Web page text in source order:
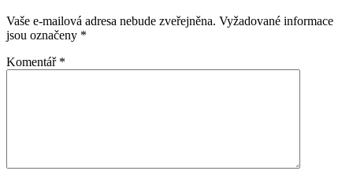
Vaše e-mailová adresa nebude zveřejněna. Vyžadované informace
jsou označeny *
Komentář *